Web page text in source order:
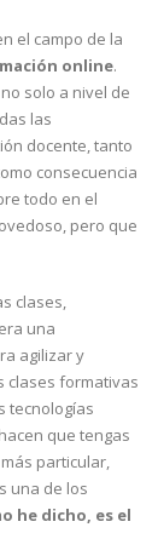
el campo de la
online.
solo a nivel de
las
docente, tanto
consecuencia
todo en el
pero que
clases,
una
agilizar y
clases formativas
tecnologías
que tengas
particular,
una de los
he dicho, es el